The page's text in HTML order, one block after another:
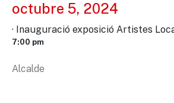
octubre 5, 2024
· Inauguració exposició Artistes
7:00 pm
Alcalde